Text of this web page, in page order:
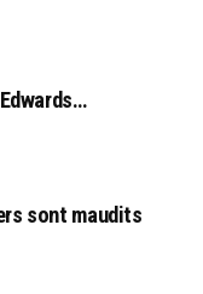
sont maudits